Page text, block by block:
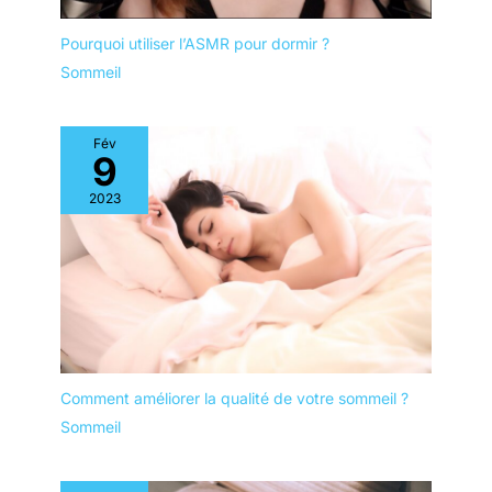
Pourquoi utiliser l’ASMR pour dormir ?
Sommeil
Fév
9
2023
Comment améliorer la qualité de votre sommeil ?
Sommeil